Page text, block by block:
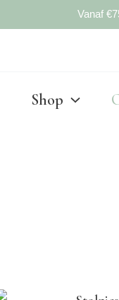
Vanaf
Shop